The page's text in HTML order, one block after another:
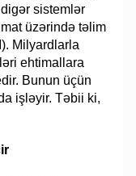
sistemlər
üzərində təlim
Milyardlarla
ehtimallara
Bunun üçün
işləyir. Təbii ki,